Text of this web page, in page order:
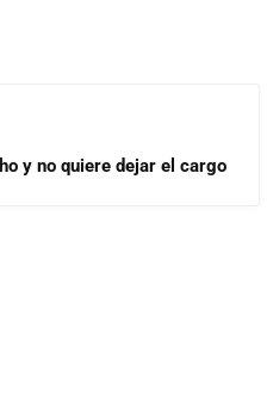
y no quiere dejar el cargo